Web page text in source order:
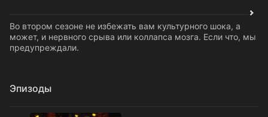
Во втором сезоне не избежать вам культурного шока, а
может, и нервного срыва или коллапса мозга. Если что, мы
предупреждали.
Эпизоды
1 серия